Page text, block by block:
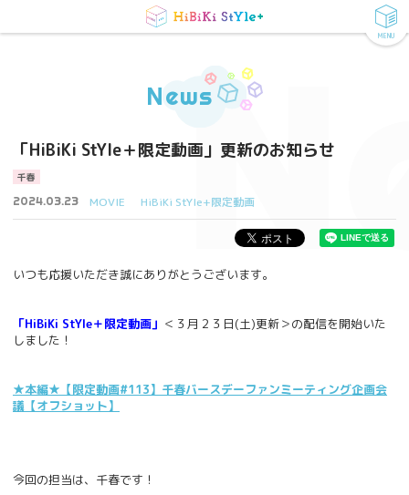
MENU
News
「HiBiKi StYle＋限定動画」更新のお知らせ
千春
2024.03.23 MOVIE HiBiKi StYle+限定動画
いつも応援いただき誠にありがとうございます。
「HiBiKi StYle＋限定動画」 ＜３月２３日(土)更新＞の配信を開始いた
しました！
★本編★【限定動画#113】千春バースデーファンミーティング企画会
議【オフショット】
今回の担当は、千春です！